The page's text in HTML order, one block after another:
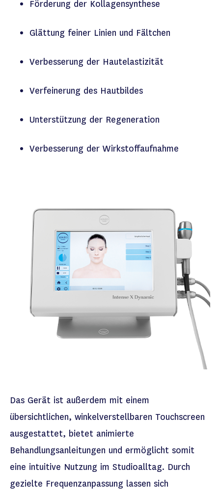
Förderung der Kollagensynthese
Glättung feiner Linien und Fältchen
Verbesserung der Hautelastizität
Verfeinerung des Hautbildes
Unterstützung der Regeneration
Verbesserung der Wirkstoffaufnahme
Das Gerät ist außerdem mit einem
übersichtlichen, winkelverstellbaren Touchscreen
ausgestattet, bietet animierte
Behandlungsanleitungen und ermöglicht somit
eine intuitive Nutzung im Studioalltag. Durch
gezielte Frequenzanpassung lassen sich